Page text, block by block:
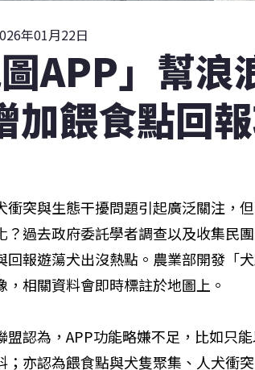
年01月22日
APP」幫浪
加餵食點回
衝突與生態干擾問題引起廣泛關注，
？過去政府委託學者調查以及收集民
回報遊蕩犬出沒熱點。農業部開發「
相關資料會即時標註於地圖上。
認為，APP功能略嫌不足，比如只
；亦認為餵食點與犬隻聚集、人犬衝